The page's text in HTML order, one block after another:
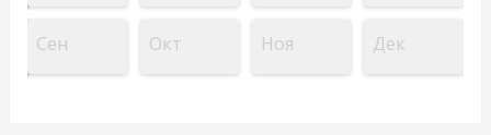
Сен Окт Ноя Дек